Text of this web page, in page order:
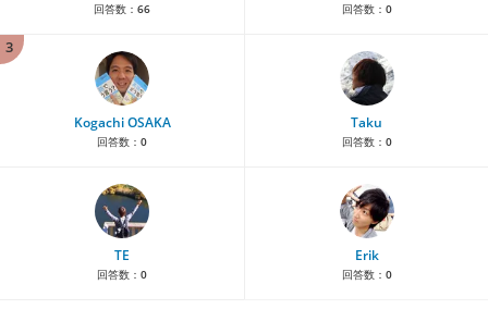
回答数： 66 回答数： 0
3
Kogachi OSAKA
回答数： 0
Taku
回答数： 0
TE
回答数： 0
Erik
回答数： 0